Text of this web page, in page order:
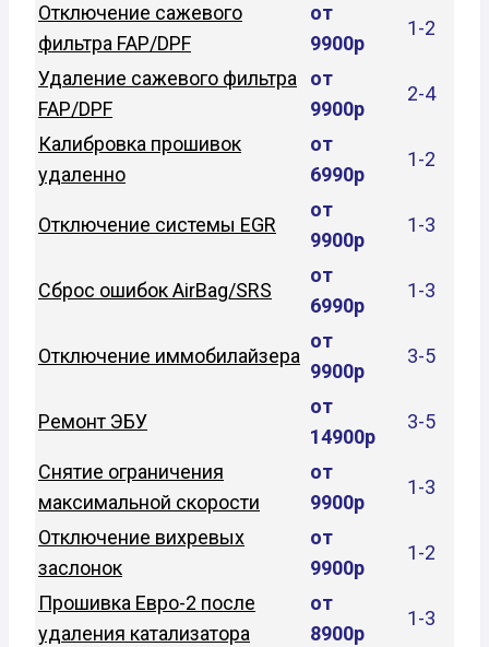
Отключение сажевого
фильтра FAP/DPF
от
9900р
1-2
Удаление сажевого фильтра
FAP/DPF
от
9900р
2-4
Калибровка прошивок
удаленно
от
6990р
1-2
Отключение системы EGR
от
9900р
1-3
Сброс ошибок AirBag/SRS
от
6990р
1-3
Отключение иммобилайзера
от
9900р
3-5
Ремонт ЭБУ
от
14900р
3-5
Снятие ограничения
максимальной скорости
от
9900р
1-3
Отключение вихревых
заслонок
от
9900р
1-2
Прошивка Евро-2 после
удаления катализатора
от
8900р
1-3